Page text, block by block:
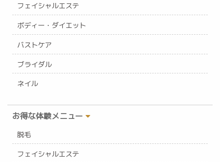
フェイシャルエステ
ボディー・ダイエット
バストケア
ブライダル
ネイル
お得な体験メニュー
脱毛
フェイシャルエステ